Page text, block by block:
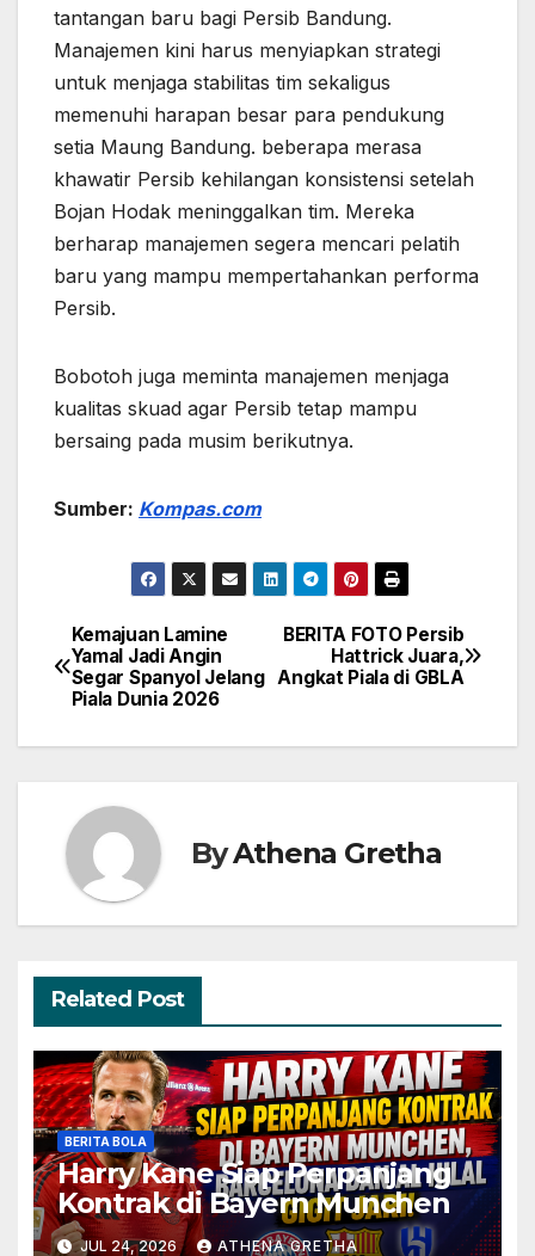
tantangan baru bagi Persib Bandung.
Manajemen kini harus menyiapkan strategi
untuk menjaga stabilitas tim sekaligus
memenuhi harapan besar para pendukung
setia Maung Bandung. beberapa merasa
khawatir Persib kehilangan konsistensi setelah
Bojan Hodak meninggalkan tim. Mereka
berharap manajemen segera mencari pelatih
baru yang mampu mempertahankan performa
Persib.
Bobotoh juga meminta manajemen menjaga
kualitas skuad agar Persib tetap mampu
bersaing pada musim berikutnya.
Sumber: Kompas.com
Navigasi
pos
BERITA FOTO Persib
Hattrick Juara,
Angkat Piala di GBLA
Kemajuan Lamine
Yamal Jadi Angin
Segar Spanyol Jelang
Piala Dunia 2026
ByAthena Gretha
Related Post
BERITA BOLA
Harry Kane Siap Perpanjang
Kontrak di Bayern Munchen
JUL 24, 2026 ATHENA GRETHA